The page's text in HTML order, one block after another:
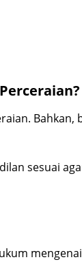
Bahkan,
sesuai